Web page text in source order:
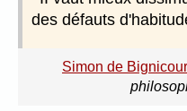
des défauts
Simon de